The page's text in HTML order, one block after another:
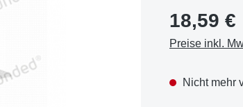
18,59 €
Preise inkl.
Nicht mehr